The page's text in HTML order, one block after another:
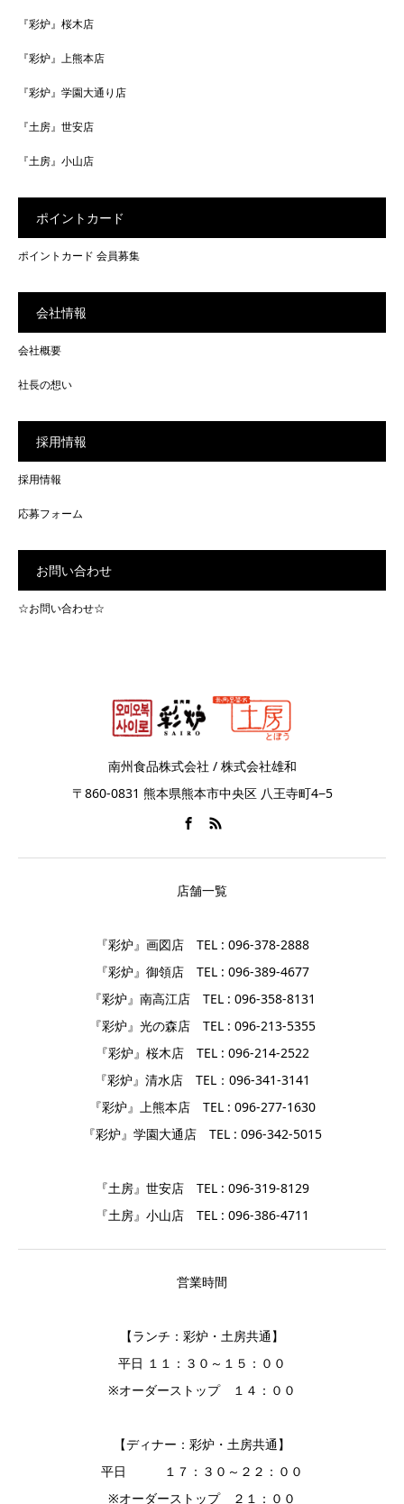
『彩炉』桜木店
『彩炉』上熊本店
『彩炉』学園大通り店
『土房』世安店
『土房』小山店
ポイントカード
ポイントカード 会員募集
会社情報
会社概要
社長の想い
採用情報
採用情報
応募フォーム
お問い合わせ
☆お問い合わせ☆
南州食品株式会社 / 株式会社雄和
〒860-0831 熊本県熊本市中央区 八王寺町4−5
店舗一覧
『彩炉』画図店 TEL : 096-378-2888
『彩炉』御領店 TEL : 096-389-4677
『彩炉』南高江店 TEL : 096-358-8131
『彩炉』光の森店 TEL : 096-213-5355
『彩炉』桜木店 TEL : 096-214-2522
『彩炉』清水店 TEL：096-341-3141
『彩炉』上熊本店 TEL : 096-277-1630
『彩炉』学園大通店 TEL : 096-342-5015
『土房』世安店 TEL : 096-319-8129
『土房』小山店 TEL : 096-386-4711
営業時間
【ランチ：彩炉・土房共通】
平日 １１：３０～１５：００
※オーダーストップ １４：００
【ディナー：彩炉・土房共通】
平日 １７：３０～２２：００
※オーダーストップ ２１：００